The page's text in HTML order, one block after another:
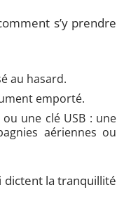
s’y prendre
au hasard.
emporté.
une clé USB : une
aériennes ou
dictent la tranquillité